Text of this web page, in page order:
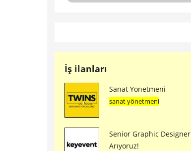
İş ilanları
Sanat Yönetmeni
sanat yönetmeni
Senior Graphic Designer
Arıyoruz!